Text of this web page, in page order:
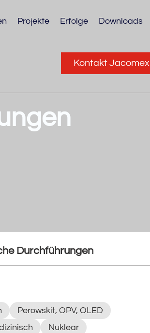
Projekte Erfolge Downloads
Kontakt Jacomex
Durchführungen
Perowskit, OPV, OLED
Nuklear